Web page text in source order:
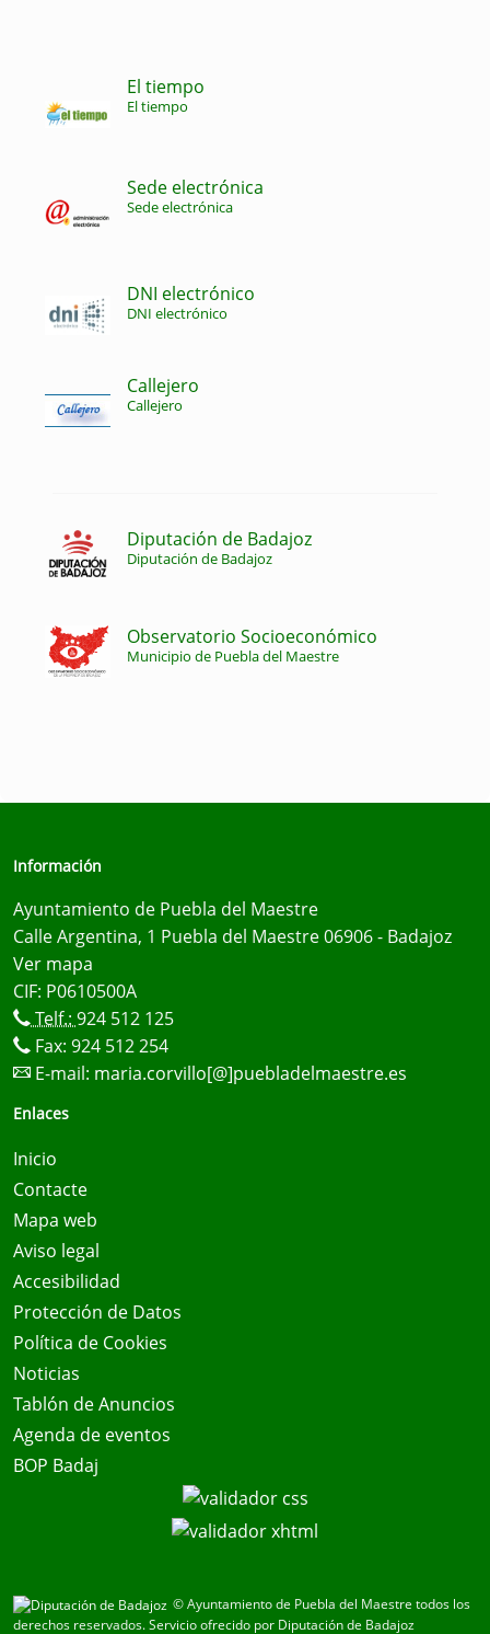
El tiempo
El tiempo
Sede electrónica
Sede electrónica
DNI electrónico
DNI electrónico
Callejero
Callejero
Diputación de Badajoz
Diputación de Badajoz
Observatorio Socioeconómico
Municipio de Puebla del Maestre
Información
Ayuntamiento de Puebla del Maestre
Calle Argentina, 1 Puebla del Maestre 06906 - Badajoz
Ver mapa
CIF: P0610500A
Telf.: 924 512 125
Fax: 924 512 254
E-mail: maria.corvillo[@]puebladelmaestre.es
Enlaces
Inicio
Contacte
Mapa web
Aviso legal
Accesibilidad
Protección de Datos
Política de Cookies
Noticias
Tablón de Anuncios
Agenda de eventos
BOP Badaj
© Ayuntamiento de Puebla del Maestre todos los
derechos reservados.Servicio ofrecido por Diputación de Badajoz